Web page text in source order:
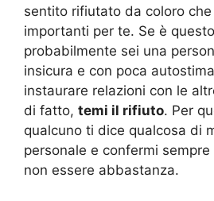
sentito rifiutato da coloro che
importanti per te. Se è
probabilmente sei una
insicura e con poca
instaurare relazioni con le
di fatto, temi il rifiuto. Per
qualcuno ti dice qualcosa di
personale e confermi
non essere abbastanza.